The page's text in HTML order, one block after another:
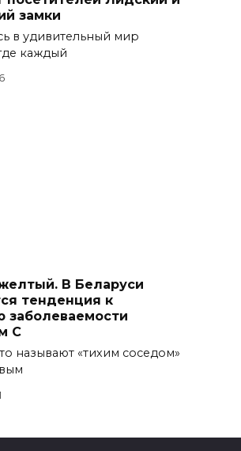
замки
в удивительный мир
каждый
В Беларуси
тенденция к
заболеваемости
С
называют «тихим соседом»